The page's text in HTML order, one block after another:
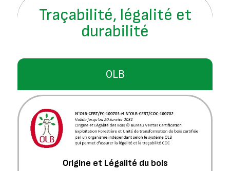
Traçabilité, légalité et
durabilité
OLB
Origine et Légalité du bois